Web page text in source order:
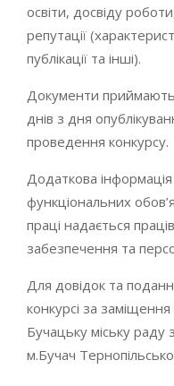
освіти, досвіду
репутації
публікації та інші).
Документи
днів з дня
проведення конкурсу.
Додаткова
функціональних
праці надається
забезпечення та
Для довідок та
конкурсі за
Бучацьку міську
м.Бучач